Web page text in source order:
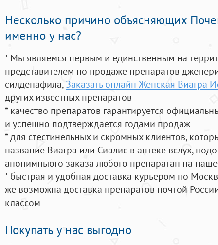
Несколько причино объясняющих
именно у нас?
* Мы являемся первым и единственным на
представителем по продаже препаратов
силденафила, Заказать онлайн Женская Виагра
других известных препаратов
* качество препаратов гарантируется
и успешно подтверждается годами продаж
* для стестинельных и скромных клиентов,
название Виагра или Сиалис в аптеке вслух,
анонимныого заказа любого препаратан на
* быстрая и удобная доставка курьером по
же возможна доставка препаратов почтой
классом
Покупать у нас выгодно